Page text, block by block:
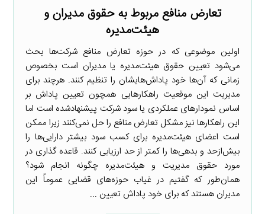
تعارض منافع مربوط به حقوق مدیران و
هیئت‌مدیره
اولین موضوعی که در حوزه تعارض منافع شرکت‌ها بحث
می‌شود تعیین حقوق هیئت‌مدیره یا مدیران است بخصوص
زمانی که آن‌ها خود پاداش‌هایشان را تنظیم کنند. هرچند برای
مدیریت این موقعیت راهکارهایی همچون تعیین پاداش بر
اساس نمودارهای عملکردی یا سود شرکت پیشنهادشده است اما
این راهکارها نیز مشکل تعارض منافع را حل نمی‌کنند زیرا ممکن
است اعضای هیئت‌مدیره برای کسب سود بیشتر دارایی‌ها را
بیش‌ازحد و بدهی‌ها را کمتر از حد ارزیابی کنند. قاعده گذاری در
مورد حقوق مدیریت و هیئت‌مدیره چگونه انجام شود؟
همان‌طور که گفتیم در غیاب حوزه‌های قضایی عموماً این
مدیران هستند که برای خود پاداش تعیین ...